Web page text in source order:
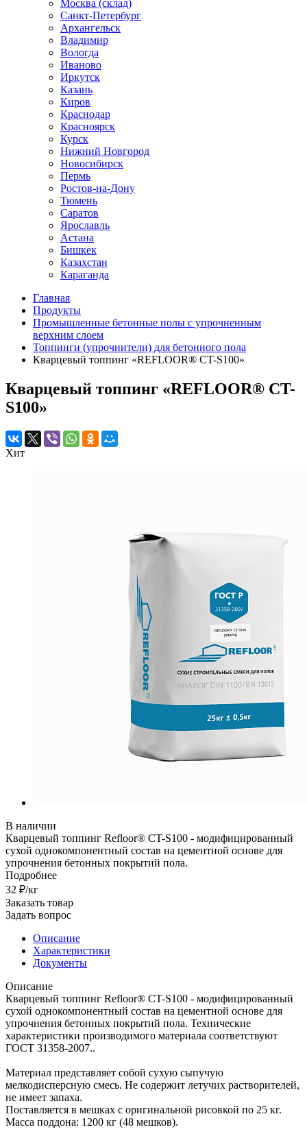
Москва (склад)
Санкт-Петербург
Архангельск
Владимир
Вологда
Иваново
Иркутск
Казань
Киров
Краснодар
Красноярск
Курск
Нижний Новгород
Новосибирск
Пермь
Ростов-на-Дону
Тюмень
Саратов
Ярославль
Астана
Бишкек
Казахстан
Караганда
Главная
Продукты
Промышленные бетонные полы с упрочненным
верхним слоем
Топпинги (упрочнители) для бетонного пола
Кварцевый топпинг «REFLOOR® CT-S100»
Кварцевый топпинг «REFLOOR® CT-
S100»
Хит
В наличии
Кварцевый топпинг Refloor® CT-S100 - модифицированный
сухой однокомпонентный состав на цементной основе для
упрочнения бетонных покрытий пола.
Подробнее
32 ₽/кг
Заказать товар
Задать вопрос
Описание
Характеристики
Документы
Описание
Кварцевый топпинг Refloor® CT-S100 - модифицированный
сухой однокомпонентный состав на цементной основе для
упрочнения бетонных покрытий пола. Технические
характеристики производимого материала соответствуют
ГОСТ 31358-2007..
Материал представляет собой сухую сыпучую
мелкодисперсную смесь. Не содержит летучих растворителей,
не имеет запаха.
Поставляется в мешках с оригинальной рисовкой по 25 кг.
Масса поддона: 1200 кг (48 мешков).